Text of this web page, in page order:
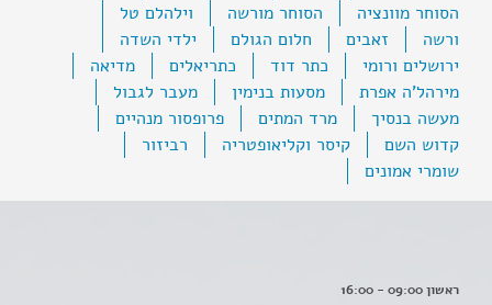
הסוחר מוונציה
הסוחר מורשה
וילהלם טל
ורשה
זאבים חלום הגולם
ילדי השדה
ירושלים ורומי
כתר דוד כתריאלים
מדיאה
מירהל'ה אפרת
מסעות בנימין
מעבר לגבול
מעשה בנסיך
מרד המתים
פרופסור מנהיים
קדוש השם
קיסר וקליאופטריה
רביזור
שומרי אמונים
ראשון 09:00 - 16:00